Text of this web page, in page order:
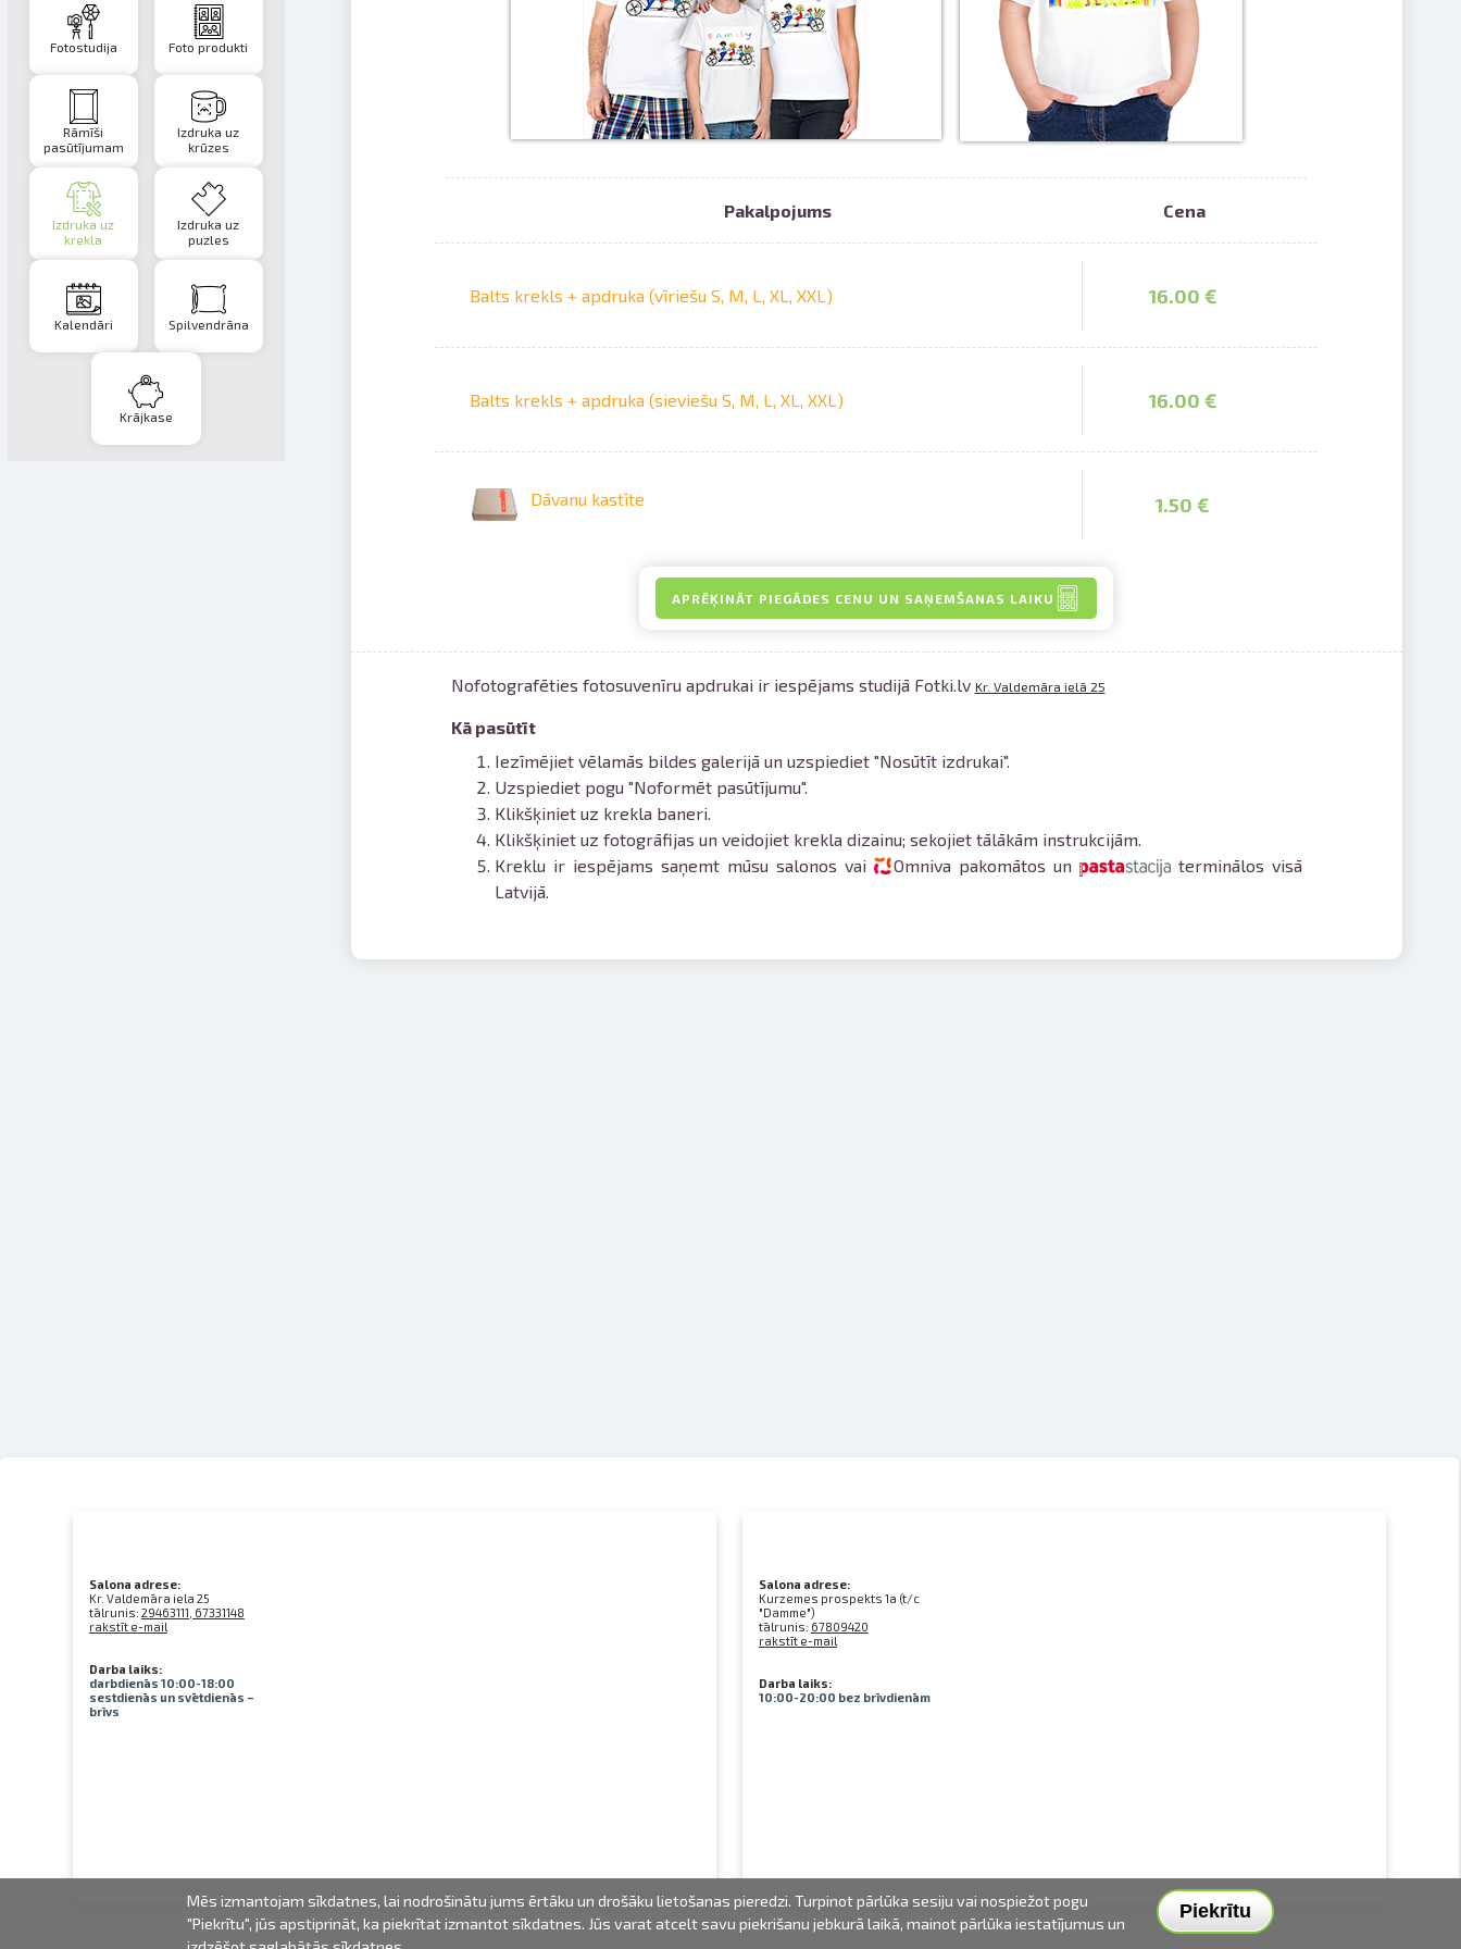
Izdrukas 1h laikā Rīgā – pasūtiet tiešsaistē
Piegāde visā Latvijā vai saņemšana klātienē
Fotostudija Foto produkti
Rāmīši
pasūtījumam
Izdruka uz
krūzes
Izdruka uz
krekla
Izdruka uz
puzles
Kalendāri Spilvendrāna
Krājkase
Pakalpojums Cena
Balts krekls + apdruka (vīriešu S, M, L, XL, XXL) 16.00 €
Balts krekls + apdruka (sieviešu S, M, L, XL, XXL) 16.00 €
Dāvanu kastīte 1.50 €
APRĒĶINĀT PIEGĀDES CENU UN SAŅEMŠANAS LAIKU
Nofotografēties fotosuvenīru apdrukai ir iespējams studijā Fotki.lv Kr. Valdemāra ielā 25
Kā pasūtīt
Iezīmējiet vēlamās bildes galerijā un uzspiediet "Nosūtīt izdrukai".
Uzspiediet pogu "Noformēt pasūtījumu".
Klikšķiniet uz krekla baneri.
Klikšķiniet uz fotogrāfijas un veidojiet krekla dizainu; sekojiet tālākām instrukcijām.
Kreklu ir iespējams saņemt mūsu salonos vai
Omniva pakomātos un
terminālos visā
Latvijā.
Salona adrese:
Kr. Valdemāra iela 25
tālrunis: 29463111, 67331148
rakstīt e-mail
Darba laiks:
darbdienās 10:00-18:00
sestdienās un svētdienās –
brīvs
Salona adrese:
Kurzemes prospekts 1a (t/c
"Damme")
tālrunis: 67809420
rakstīt e-mail
Darba laiks:
10:00-20:00 bez brīvdienām
Piekrītu
Mēs izmantojam sīkdatnes, lai nodrošinātu jums ērtāku un drošāku lietošanas pieredzi. Turpinot pārlūka sesiju vai nospiežot pogu
"Piekrītu", jūs apstiprināt, ka piekrītat izmantot sīkdatnes. Jūs varat atcelt savu piekrišanu jebkurā laikā, mainot pārlūka iestatījumus un